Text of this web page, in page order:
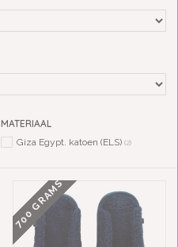
MATERIAAL
Giza Egypt. katoen (ELS) (2)
700 GRAMS